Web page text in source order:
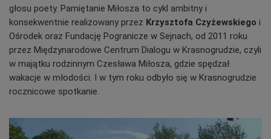
głosu poety. Pamiętanie Miłosza to cykl ambitny i
konsekwentnie realizowany przez Krzysztofa Czyżewskiego i
Ośrodek oraz Fundację Pogranicze w Sejnach, od 2011 roku
przez Międzynarodowe Centrum Dialogu w Krasnogrudzie, czyli
w majątku rodzinnym Czesława Miłosza, gdzie spędzał
wakacje w młodości. I w tym roku odbyło się w Krasnogrudzie
rocznicowe spotkanie.